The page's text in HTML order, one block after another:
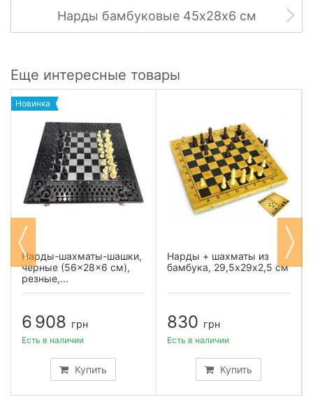
Нарды бамбуковые 45х28х6 см
Еще интересные товары
Новинка
Нарды-шахматы-шашки,
черные (56×28×6 см),
резные,...
6 908 грн
Купить
Есть в наличии
Нарды + шахматы из
бамбука, 29,5х29х2,5 см
830 грн
Купить
Есть в наличии